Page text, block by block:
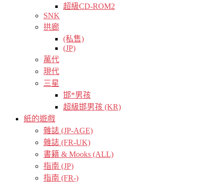
超級CD-ROM2
SNK
拱廊
(私售)
(JP)
萬代
現代
三星
邯*男孩
超級邯男孩 (KR)
紙的遊戲
雜誌 (JP-AGE)
雜誌 (FR-UK)
書籍 & Mooks (ALL)
指南 (JP)
指南 (FR-)